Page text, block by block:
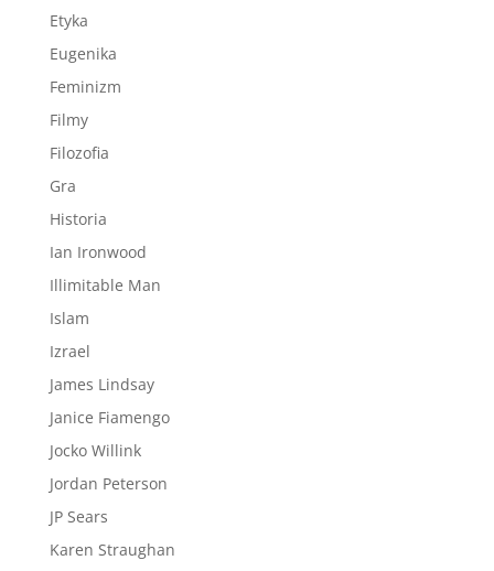
Etyka
Eugenika
Feminizm
Filmy
Filozofia
Gra
Historia
Ian Ironwood
Illimitable Man
Islam
Izrael
James Lindsay
Janice Fiamengo
Jocko Willink
Jordan Peterson
JP Sears
Karen Straughan